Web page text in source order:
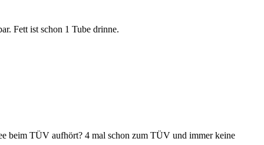
Fett ist schon 1 Tube drinne.
beim TÜV aufhört? 4 mal schon zum TÜV und immer keine